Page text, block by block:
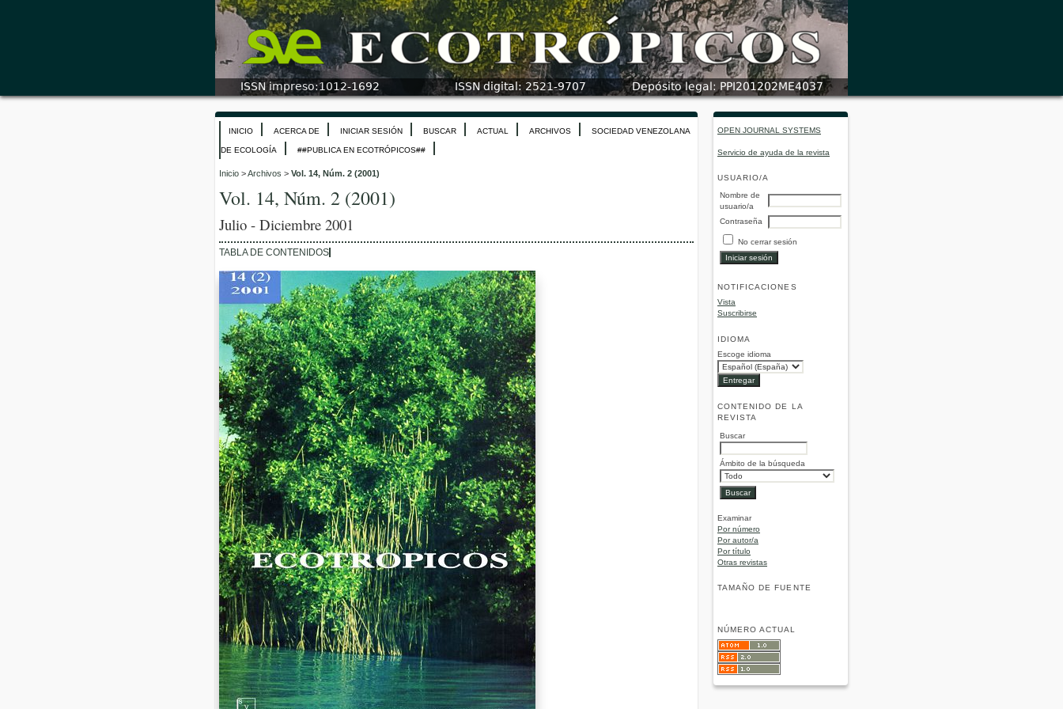
OPEN JOURNAL SYSTEMS
Servicio de ayuda de la revista
USUARIO/A
Nombre de
usuario/a
Contraseña
No cerrar sesión
NOTIFICACIONES
Vista
Suscribirse
IDIOMA
Escoge idioma
CONTENIDO DE LA
REVISTA
Buscar
Ámbito de la búsqueda
Examinar
Por número
Por autor/a
Por título
Otras revistas
TAMAÑO DE FUENTE
NÚMERO ACTUAL
INICIO ACERCA DE INICIAR SESIÓN BUSCAR ACTUAL ARCHIVOS SOCIEDAD VENEZOLANA
DE ECOLOGÍA ##PUBLICA EN ECOTRÓPICOS##
Inicio >Archivos > Vol. 14, Núm. 2 (2001)
Vol. 14, Núm. 2 (2001)
Julio - Diciembre 2001
TABLA DE CONTENIDOS